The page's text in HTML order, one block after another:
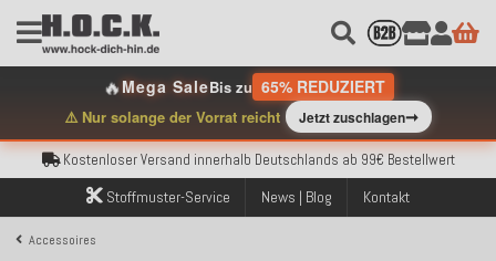
🔥Mega SaleBis zu 65% REDUZIERT
⚠️ Nur solange der Vorrat reicht Jetzt zuschlagen➞
Kostenloser Versand innerhalb Deutschlands ab 99€ Bestellwert
Über 120.000 erfolgreich versendete Bestellungen
Sicher bezahlen mit Klarna, PayPal & Amazon Pay
Kostenloser Versand innerhalb Deutschlands ab 99€ Bestellwert
Über 120.000 erfolgreich versendete Bestellungen
Sicher bezahlen mit Klarna, PayPal & Amazon Pay
Kostenloser Versand innerhalb Deutschlands ab 99€ Bestellwert
Stoffmuster-Service News | Blog Kontakt
Accessoires